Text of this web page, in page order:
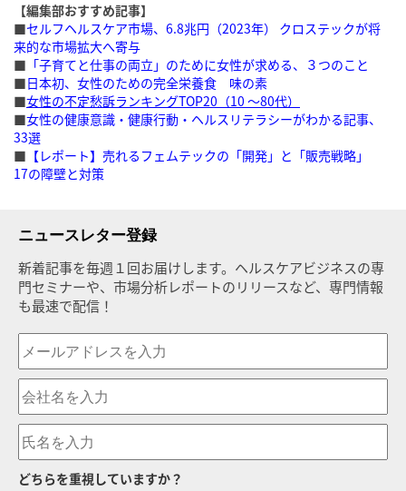
【編集部おすすめ記事】
■セルフヘルスケア市場、6.8兆円（2023年） クロステックが将
来的な市場拡大へ寄与
■ 「子育てと仕事の両立」のために女性が求める、３つのこと
■日本初、女性のための完全栄養食 味の素
■女性の不定愁訴ランキングTOP20（10 〜80代）
■女性の健康意識・健康行動・ヘルスリテラシーがわかる記事、
33選
■ 【レポート】売れるフェムテックの「開発」と「販売戦略」
17の障壁と対策
ニュースレター登録
新着記事を毎週１回お届けします。ヘルスケアビジネスの専
門セミナーや、市場分析レポートのリリースなど、専門情報
も最速で配信！
どちらを重視していますか？